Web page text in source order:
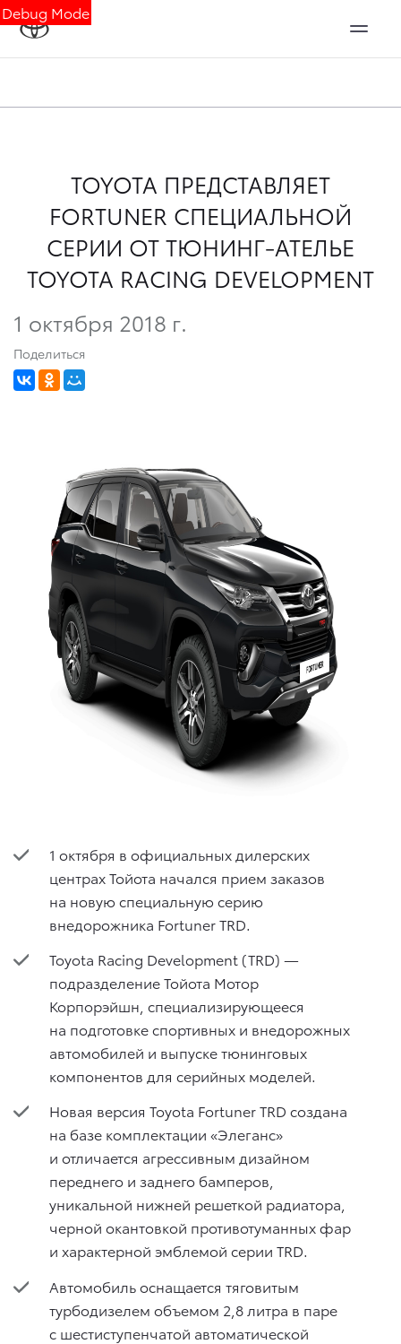
Debug Mode
TOYOTA ПРЕДСТАВЛЯЕТ
FORTUNER СПЕЦИАЛЬНОЙ
СЕРИИ ОТ ТЮНИНГ-АТЕЛЬЕ
TOYOTA RACING DEVELOPMENT
1 октября 2018 г.
Поделиться
1 октября в официальных дилерских
центрах Тойота начался прием заказов
на новую специальную серию
внедорожника Fortuner TRD.
Toyota Racing Development (TRD) —
подразделение Тойота Мотор
Корпорэйшн, специализирующееся
на подготовке спортивных и внедорожных
автомобилей и выпуске тюнинговых
компонентов для серийных моделей.
Новая версия Toyota Fortuner TRD создана
на базе комплектации «Элеганс»
и отличается агрессивным дизайном
переднего и заднего бамперов,
уникальной нижней решеткой радиатора,
черной окантовкой противотуманных фар
и характерной эмблемой серии TRD.
Автомобиль оснащается тяговитым
турбодизелем объемом 2,8 литра в паре
с шестиступенчатой автоматической